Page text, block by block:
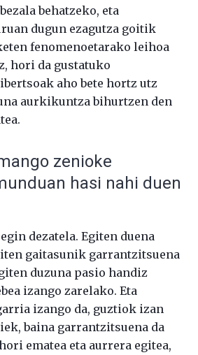
behatzeko, eta
dugun ezagutza goitik
fenomenoetarako leihoa
hori da gustatuko
aho bete hortz utz
aurkikuntza bihurtzen den
zenioke
hasi nahi duen
dezatela. Egiten duena
gaitasunik garrantzitsuena
duzuna pasio handiz
izango zarelako. Eta
izango da, guztiok izan
baina garrantzitsuena da
ematea eta aurrera egitea,